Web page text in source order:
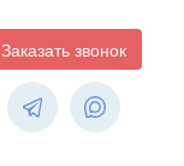
Заказать звонок